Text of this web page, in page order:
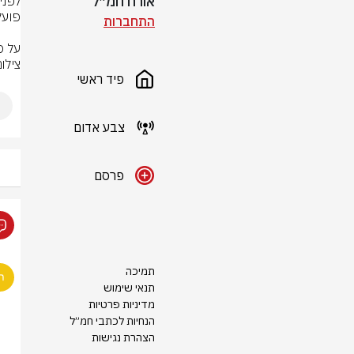
התחברות
פיד ראשי
צבע אדום
פרסם
תמיכה
תנאי שימוש
מדיניות פרטיות
הנחיות לכתבי חמ״ל
הצהרת נגישות
על
צילום: